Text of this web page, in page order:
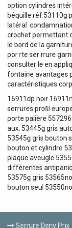
option cylindres
béquille réf.53110g
latéral 
crochet permettant
le bord de la
por rte ser rrure
consulter le en
fontaine avantages
caractéristiques
16911dp noir
serrures proﬁl
porte palière
aux. 53445g gris
53545g gris bouton
bouton et cylindre
plaque aveugle
différentes
53575g gris
bouton seul
Serrure Deny Prix